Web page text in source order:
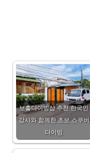
보홀다이빙샵 추천 한국인
강사와 함께한 초보 스쿠버
다이빙